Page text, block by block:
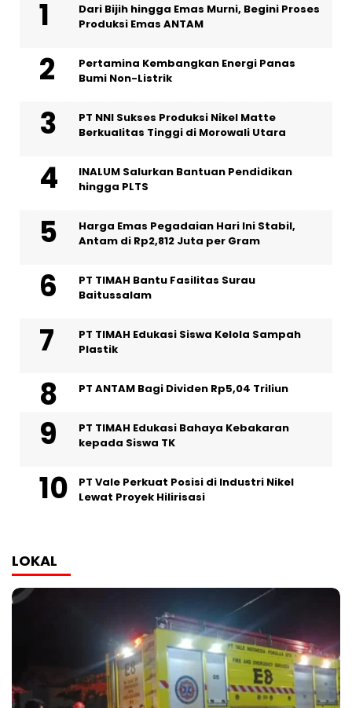
Dari Bijih hingga Emas Murni, Begini Proses
Produksi Emas ANTAM
Pertamina Kembangkan Energi Panas
Bumi Non-Listrik
PT NNI Sukses Produksi Nikel Matte
Berkualitas Tinggi di Morowali Utara
INALUM Salurkan Bantuan Pendidikan
hingga PLTS
Harga Emas Pegadaian Hari Ini Stabil,
Antam di Rp2,812 Juta per Gram
PT TIMAH Bantu Fasilitas Surau
Baitussalam
PT TIMAH Edukasi Siswa Kelola Sampah
Plastik
PT ANTAM Bagi Dividen Rp5,04 Triliun
PT TIMAH Edukasi Bahaya Kebakaran
kepada Siswa TK
PT Vale Perkuat Posisi di Industri Nikel
Lewat Proyek Hilirisasi
LOKAL